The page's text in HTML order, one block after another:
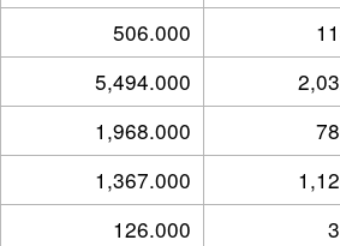
506.000
5,494.000
1,968.000
1,367.000
126.000